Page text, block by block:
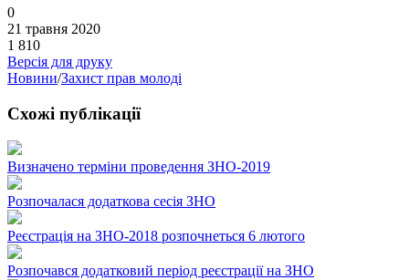
0
21 травня 2020
1 810
Версія для друку
Новини/Захист прав молоді
Схожі публікації
Визначено терміни проведення ЗНО-2019
Розпочалася додаткова сесія ЗНО
Реєстрація на ЗНО-2018 розпочнеться 6 лютого
Розпочався додатковий період реєстрації на ЗНО